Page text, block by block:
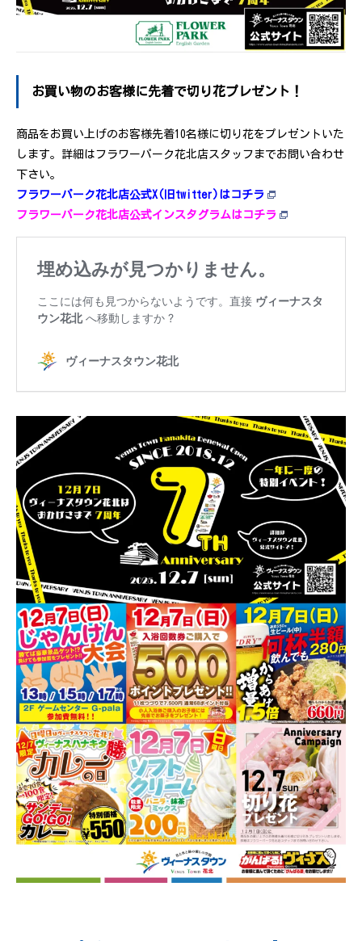
お買い物のお客様に先着で切り花プレゼント！
商品をお買い上げのお客様先着10名様に切り花をプレゼントいた
します。詳細はフラワーパーク花北店スタッフまでお問い合わせ
下さい。
フラワーパーク花北店公式X(旧twitter)はコチラ
フラワーパーク花北店公式インスタグラムはコチラ